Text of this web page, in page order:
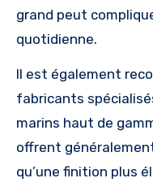
grand peut
quotidienne.
Il est également
fabricants
marins haut de
offrent
qu’une finition plus